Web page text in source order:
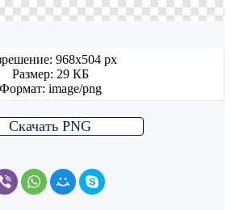
968x504 px
Размер: 29 КБ
Формат: image/png
Скачать PNG